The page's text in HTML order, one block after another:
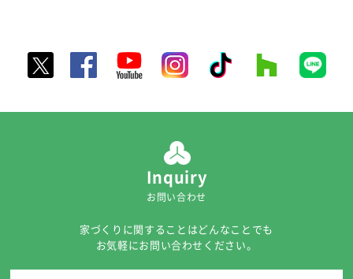
Inquiry
お問い合わせ
家づくりに関することはどんなことでも
お気軽にお問い合わせください。